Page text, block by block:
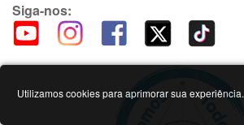
Siga-nos:
Utilizamos cookies para aprimorar sua experiência.